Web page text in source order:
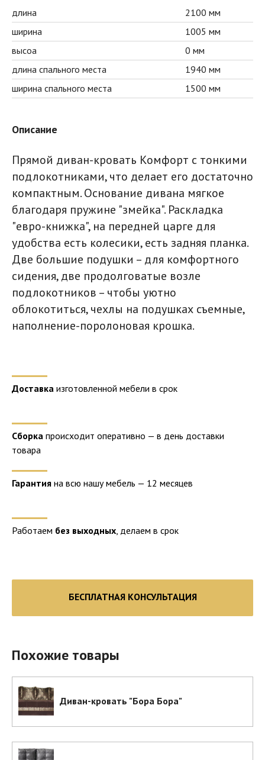
длина
2100 мм
ширина
1005 мм
высоа
0 мм
длина спального места
1940 мм
ширина спального места
1500 мм
Описание
Прямой диван-кровать Комфорт с тонкими
подлокотниками, что делает его достаточно
компактным. Основание дивана мягкое
благодаря пружине "змейка". Раскладка
"евро-книжка", на передней царге для
удобства есть колесики, есть задняя планка.
Две большие подушки – для комфортного
сидения, две продолговатые возле
подлокотников – чтобы уютно
облокотиться, чехлы на подушках съемные,
наполнение-поролоновая крошка.
Доставка изготовленной мебели в срок
Сборка происходит оперативно — в день доставки
товара
Гарантия на всю нашу мебель — 12 месяцев
Работаем без выходных, делаем в срок
БЕСПЛАТНАЯ КОНСУЛЬТАЦИЯ
Похожие товары
Диван-кровать "Бора Бора"